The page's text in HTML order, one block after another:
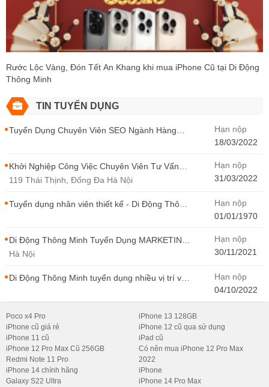
Rước Lộc Vàng, Đón Tết An Khang khi mua iPhone Cũ tại Di Động
Thông Minh
TIN TUYỂN DỤNG
Tuyển Dụng Chuyên Viên SEO Ngành Hàng
Hạn nộp
18/03/2022
Khởi Nghiệp Công Việc Chuyên Viên Tư Vấn
Bán Hàng Di Động Thông Minh
119 Thái Thịnh, Đống Đa Hà Nội
Hạn nộp
31/03/2022
Tuyển dụng nhân viên thiết kế - Di Động Thông
Hạn nộp
01/01/1970
Di Động Thông Minh Tuyển Dụng MARKETING
- CONTENT WIRITER
Hà Nội
Hạn nộp
30/11/2021
Di Động Thông Minh tuyển dụng nhiều vị trí với
Thông Minh
Hạn nộp
04/10/2022
Poco x4 Pro
iPhone cũ giá rẻ
iPhone 11 cũ
iPhone 12 Pro Max Cũ 256GB
Redmi Note 11 Pro
iPhone 14 chính hãng
Galaxy S22 Ultra
iPhone 13 128GB
iPhone 12 cũ qua sử dụng
iPad cũ
Có nên mua iPhone 12 Pro Max
2022
iPhone
iPhone 14 Pro Max